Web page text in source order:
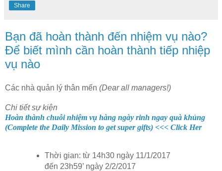
Share
Bạn đã hoàn thành đến nhiệm vụ nào?
Để biết mình cần hoàn thành tiếp nhiệp
vụ nào
Các nhà quản lý thân mến (Dear all managers!)
Chi tiết sự kiện
Hoàn thành chuỗi nhiệm vụ hàng ngày rinh ngay quà khủng
(Complete the Daily Mission to get super gifts) <<< Click Her
Thời gian: từ 14h30 ngày 11/1/2017
đến 23h59’ ngày 2/2/2017